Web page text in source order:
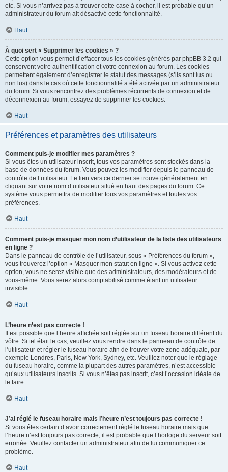
etc. Si vous n’arrivez pas à trouver cette case à cocher, il est probable qu’un
administrateur du forum ait désactivé cette fonctionnalité.
Haut
À quoi sert « Supprimer les cookies » ?
Cette option vous permet d’effacer tous les cookies générés par phpBB 3.2 qui
conservent votre authentification et votre connexion au forum. Les cookies
permettent également d’enregistrer le statut des messages (s’ils sont lus ou
non lus) dans le cas où cette fonctionnalité a été activée par un administrateur
du forum. Si vous rencontrez des problèmes récurrents de connexion et de
déconnexion au forum, essayez de supprimer les cookies.
Haut
Préférences et paramètres des utilisateurs
Comment puis-je modifier mes paramètres ?
Si vous êtes un utilisateur inscrit, tous vos paramètres sont stockés dans la
base de données du forum. Vous pouvez les modifier depuis le panneau de
contrôle de l’utilisateur. Le lien vers ce dernier se trouve généralement en
cliquant sur votre nom d’utilisateur situé en haut des pages du forum. Ce
système vous permettra de modifier tous vos paramètres et toutes vos
préférences.
Haut
Comment puis-je masquer mon nom d’utilisateur de la liste des utilisateurs
en ligne ?
Dans le panneau de contrôle de l’utilisateur, sous « Préférences du forum »,
vous trouverez l’option « Masquer mon statut en ligne ». Si vous activez cette
option, vous ne serez visible que des administrateurs, des modérateurs et de
vous-même. Vous serez alors comptabilisé comme étant un utilisateur
invisible.
Haut
L’heure n’est pas correcte !
Il est possible que l’heure affichée soit réglée sur un fuseau horaire différent du
vôtre. Si tel était le cas, veuillez vous rendre dans le panneau de contrôle de
l’utilisateur et régler le fuseau horaire afin de trouver votre zone adéquate, par
exemple Londres, Paris, New York, Sydney, etc. Veuillez noter que le réglage
du fuseau horaire, comme la plupart des autres paramètres, n’est accessible
qu’aux utilisateurs inscrits. Si vous n’êtes pas inscrit, c’est l’occasion idéale de
le faire.
Haut
J’ai réglé le fuseau horaire mais l’heure n’est toujours pas correcte !
Si vous êtes certain d’avoir correctement réglé le fuseau horaire mais que
l’heure n’est toujours pas correcte, il est probable que l’horloge du serveur soit
erronée. Veuillez contacter un administrateur afin de lui communiquer ce
problème.
Haut